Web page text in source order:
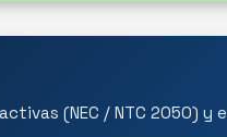
(NEC / NTC 2050) y